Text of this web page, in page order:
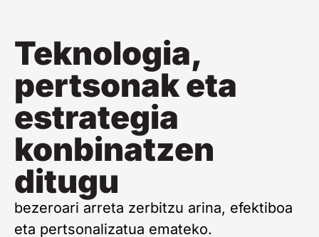
Teknologia,
pertsonak eta
estrategia
konbinatzen
ditugu
bezeroari arreta zerbitzu arina, efektiboa
eta pertsonalizatua emateko.